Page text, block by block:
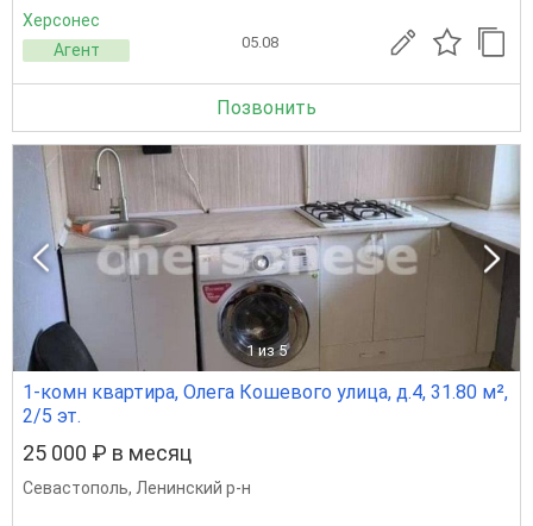
Херсонес
Агент
05.08
Позвонить
1 из 5
1-комн квартира, Олега Кошевого улица, д.4, 31.80 м²,
2/5 эт.
25 000 ₽ в месяц
Севастополь, Ленинский р-н